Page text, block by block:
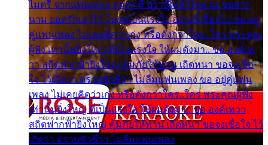
ไมตรี จากแฟนเพลง ทุกทุกที่ ปราณีหลั่งไหล ผมขอฝาก
นาม ยอดรักเอาไว้ โปรดเป็นแรงใจ อย่างนี้เรื่อยไป ขอ อยู่
คู่แฟนเพลง ไม่เคยคิดว่าเก่ง หรือดังกว่าใคร..ใคร พระคุณ
ผู้ฟัง เท่านั้นยิ่งใหญ่ ที่เป็นแรงใจ ให้ผมดังมา.. ขอ องค์เท
วา สถิตฟากฟ้ายิ่งใหญ่ คุ้มภัยให้ท่าน เถิดหนา ขอจงเชื่อ
ใจ ไว้เถิดว่า ตราบชั่วชีวา ไม่ลืมแฟนเพลง ขอ อยู่คู่แฟน
เพลง ไม่เคยคิดว่าเก่ง หรือดังกว่าใคร..ใคร พระคุณผู้ฟัง
เท่านั้นยิ่งใหญ่ ที่เป็นแรงใจ ให้ผมดังมา.. ขอ องค์เทวา
สถิตฟากฟ้ายิ่งใหญ่ คุ้มภัยให้ท่าน เถิดหนา ขอจงเชื่อใจ ไว้
เถิดว่า ตราบชั่วชีวา ไม่ลืมแฟนเพลง